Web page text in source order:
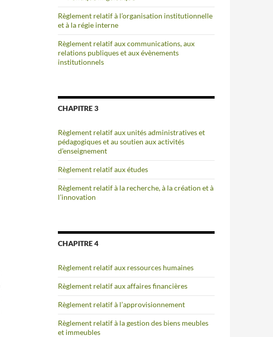
Règlement relatif à l’organisation institutionnelle
et à la régie interne
Règlement relatif aux communications, aux
relations publiques et aux évènements
institutionnels
CHAPITRE 3
Règlement relatif aux unités administratives et
pédagogiques et au soutien aux activités
d’enseignement
Règlement relatif aux études
Règlement relatif à la recherche, à la création et à
l’innovation
CHAPITRE 4
Règlement relatif aux ressources humaines
Règlement relatif aux affaires financières
Règlement relatif à l’approvisionnement
Règlement relatif à la gestion des biens meubles
et immeubles